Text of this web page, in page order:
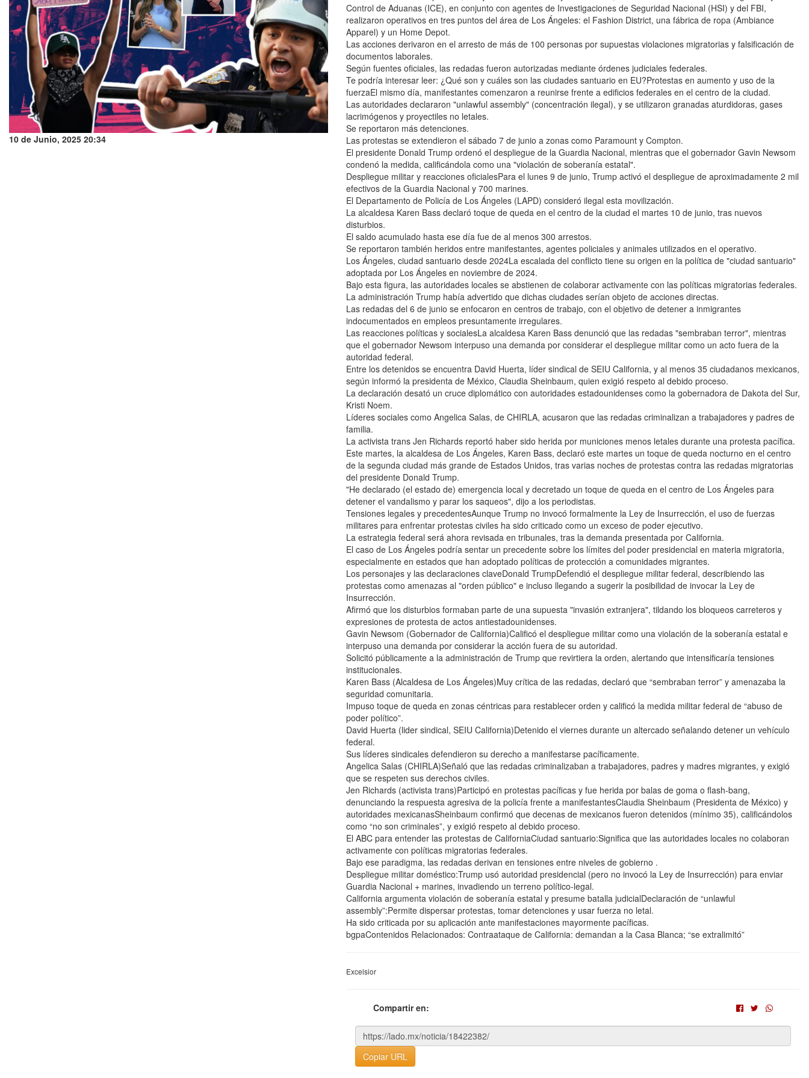
10 de Junio, 2025 20:34
Control de Aduanas (ICE), en conjunto con agentes de Investigaciones de Seguridad Nacional (HSI) y del FBI,
realizaron operativos en tres puntos del área de Los Ángeles: el Fashion District, una fábrica de ropa (Ambiance
Apparel) y un Home Depot.
Las acciones derivaron en el arresto de más de 100 personas por supuestas violaciones migratorias y falsificación de
documentos laborales.
Según fuentes oficiales, las redadas fueron autorizadas mediante órdenes judiciales federales.
Te podría interesar leer: ¿Qué son y cuáles son las ciudades santuario en EU?Protestas en aumento y uso de la
fuerzaEl mismo día, manifestantes comenzaron a reunirse frente a edificios federales en el centro de la ciudad.
Las autoridades declararon "unlawful assembly" (concentración ilegal), y se utilizaron granadas aturdidoras, gases
lacrimógenos y proyectiles no letales.
Se reportaron más detenciones.
Las protestas se extendieron el sábado 7 de junio a zonas como Paramount y Compton.
El presidente Donald Trump ordenó el despliegue de la Guardia Nacional, mientras que el gobernador Gavin Newsom
condenó la medida, calificándola como una "violación de soberanía estatal".
Despliegue militar y reacciones oficialesPara el lunes 9 de junio, Trump activó el despliegue de aproximadamente 2 mil
efectivos de la Guardia Nacional y 700 marines.
El Departamento de Policía de Los Ángeles (LAPD) consideró ilegal esta movilización.
La alcaldesa Karen Bass declaró toque de queda en el centro de la ciudad el martes 10 de junio, tras nuevos
disturbios.
El saldo acumulado hasta ese día fue de al menos 300 arrestos.
Se reportaron también heridos entre manifestantes, agentes policiales y animales utilizados en el operativo.
Los Ángeles, ciudad santuario desde 2024La escalada del conflicto tiene su origen en la política de "ciudad santuario"
adoptada por Los Ángeles en noviembre de 2024.
Bajo esta figura, las autoridades locales se abstienen de colaborar activamente con las políticas migratorias federales.
La administración Trump había advertido que dichas ciudades serían objeto de acciones directas.
Las redadas del 6 de junio se enfocaron en centros de trabajo, con el objetivo de detener a inmigrantes
indocumentados en empleos presuntamente irregulares.
Las reacciones políticas y socialesLa alcaldesa Karen Bass denunció que las redadas "sembraban terror", mientras
que el gobernador Newsom interpuso una demanda por considerar el despliegue militar como un acto fuera de la
autoridad federal.
Entre los detenidos se encuentra David Huerta, líder sindical de SEIU California, y al menos 35 ciudadanos mexicanos,
según informó la presidenta de México, Claudia Sheinbaum, quien exigió respeto al debido proceso.
La declaración desató un cruce diplomático con autoridades estadounidenses como la gobernadora de Dakota del Sur,
Kristi Noem.
Líderes sociales como Angelica Salas, de CHIRLA, acusaron que las redadas criminalizan a trabajadores y padres de
familia.
La activista trans Jen Richards reportó haber sido herida por municiones menos letales durante una protesta pacífica.
Este martes, la alcaldesa de Los Ángeles, Karen Bass, declaró este martes un toque de queda nocturno en el centro
de la segunda ciudad más grande de Estados Unidos, tras varias noches de protestas contra las redadas migratorias
del presidente Donald Trump.
"He declarado (el estado de) emergencia local y decretado un toque de queda en el centro de Los Ángeles para
detener el vandalismo y parar los saqueos", dijo a los periodistas.
Tensiones legales y precedentesAunque Trump no invocó formalmente la Ley de Insurrección, el uso de fuerzas
militares para enfrentar protestas civiles ha sido criticado como un exceso de poder ejecutivo.
La estrategia federal será ahora revisada en tribunales, tras la demanda presentada por California.
El caso de Los Ángeles podría sentar un precedente sobre los límites del poder presidencial en materia migratoria,
especialmente en estados que han adoptado políticas de protección a comunidades migrantes.
Los personajes y las declaraciones claveDonald TrumpDefendió el despliegue militar federal, describiendo las
protestas como amenazas al "orden público" e incluso llegando a sugerir la posibilidad de invocar la Ley de
Insurrección.
Afirmó que los disturbios formaban parte de una supuesta "invasión extranjera", tildando los bloqueos carreteros y
expresiones de protesta de actos antiestadounidenses.
Gavin Newsom (Gobernador de California)Calificó el despliegue militar como una violación de la soberanía estatal e
interpuso una demanda por considerar la acción fuera de su autoridad.
Solicitó públicamente a la administración de Trump que revirtiera la orden, alertando que intensificaría tensiones
institucionales.
Karen Bass (Alcaldesa de Los Ángeles)Muy crítica de las redadas, declaró que “sembraban terror” y amenazaba la
seguridad comunitaria.
Impuso toque de queda en zonas céntricas para restablecer orden y calificó la medida militar federal de “abuso de
poder político”.
David Huerta (lider sindical, SEIU California)Detenido el viernes durante un altercado señalando detener un vehículo
federal.
Sus líderes sindicales defendieron su derecho a manifestarse pacíficamente.
Angelica Salas (CHIRLA)Señaló que las redadas criminalizaban a trabajadores, padres y madres migrantes, y exigió
que se respeten sus derechos civiles.
Jen Richards (activista trans)Participó en protestas pacíficas y fue herida por balas de goma o flash-bang,
denunciando la respuesta agresiva de la policía frente a manifestantesClaudia Sheinbaum (Presidenta de México) y
autoridades mexicanasSheinbaum confirmó que decenas de mexicanos fueron detenidos (mínimo 35), calificándolos
como “no son criminales”, y exigió respeto al debido proceso.
El ABC para entender las protestas de CaliforniaCiudad santuario:Significa que las autoridades locales no colaboran
activamente con políticas migratorias federales.
Bajo ese paradigma, las redadas derivan en tensiones entre niveles de gobierno .
Despliegue militar doméstico:Trump usó autoridad presidencial (pero no invocó la Ley de Insurrección) para enviar
Guardia Nacional + marines, invadiendo un terreno político-legal.
California argumenta violación de soberanía estatal y presume batalla judicialDeclaración de “unlawful
assembly”:Permite dispersar protestas, tomar detenciones y usar fuerza no letal.
Ha sido criticada por su aplicación ante manifestaciones mayormente pacíficas.
bgpaContenidos Relacionados: Contraataque de California: demandan a la Casa Blanca; “se extralimitó”
Excelsior
Compartir en:
Copiar URL